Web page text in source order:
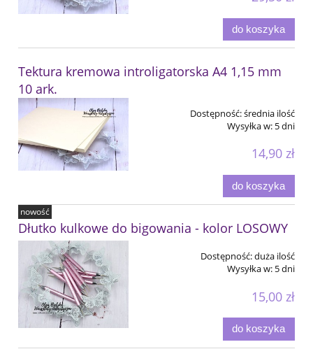
do koszyka
Tektura kremowa introligatorska A4 1,15 mm
10 ark.
Dostępność:średnia ilość
Wysyłka w: 5 dni
14,90 zł
do koszyka
Dłutko kulkowe do bigowania - kolor LOSOWY
Dostępność:duża ilość
Wysyłka w: 5 dni
15,00 zł
do koszyka
nowość